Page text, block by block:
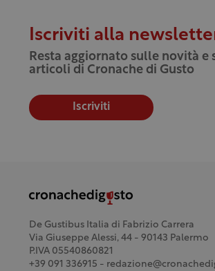
Iscriviti alla
Resta aggiornato sulle novità e
articoli di Cronache di Gusto
Iscriviti
De Gustibus Italia di Fabrizio Carrera
Via Giuseppe Alessi, 44 - 90143 Palermo
P.IVA 05540860821
+39 091 336915 -